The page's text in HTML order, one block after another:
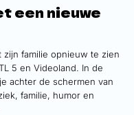
een nieuwe
zijn familie opnieuw te zien
5 en Videoland. In de
achter de schermen van
familie, humor en